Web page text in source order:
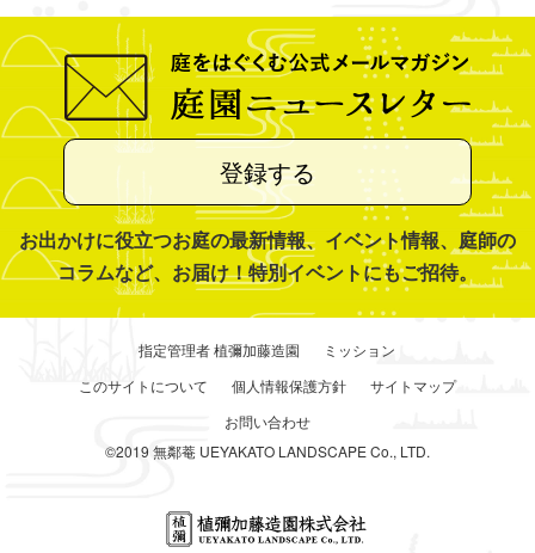
登録する
お出かけに役立つお庭の最新情報、イベント情報、庭師の
コラムなど、お届け！特別イベントにもご招待。
指定管理者 植彌加藤造園
ミッション
このサイトについて
個人情報保護方針
サイトマップ
お問い合わせ
©2019 無鄰菴 UEYAKATO LANDSCAPE Co., LTD.